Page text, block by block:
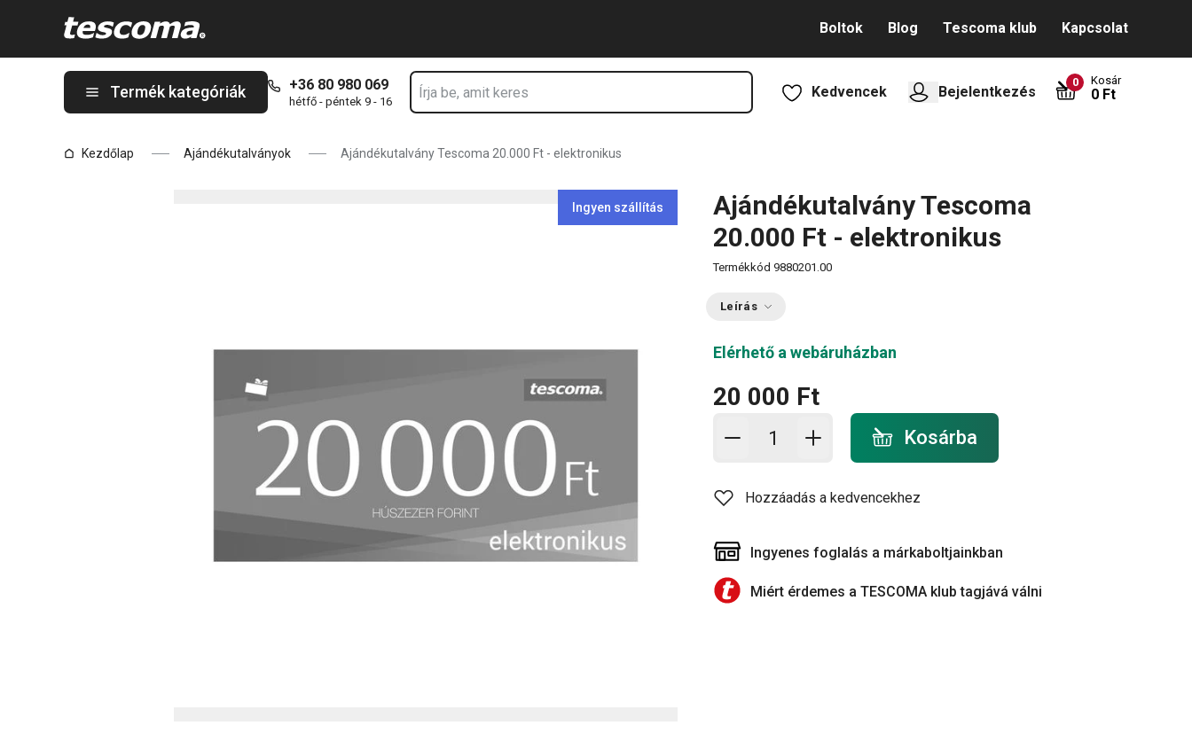
Boltok Blog Tescoma klub Kapcsolat
Termék kategóriák +36 80 980 069
hétfő - péntek 9 - 16
Kedvencek Bejelentkezés
0 Kosár
0 Ft
Kezdőlap Ajándékutalványok Ajándékutalvány Tescoma 20.000 Ft - elektronikus
Ingyen szállítás
Ajándékutalvány Tescoma
20.000 Ft - elektronikus
Termékkód 9880201.00
Leírás
Elérhető a webáruházban
20 000 Ft
Kosárba - mennyiség
Kosárba
Hozzáadás a kedvencekhez
Ingyenes foglalás a márkaboltjainkban
Miért érdemes a TESCOMA klub tagjává válni